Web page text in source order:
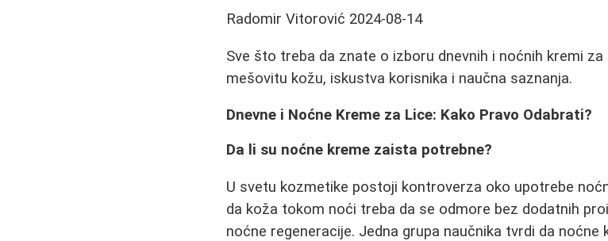
Radomir Vitorović 2024-08-14
Sve što treba da znate o izboru dnevnih i noćnih kremi za
mešovitu kožu, iskustva korisnika i naučna saznanja.
Dnevne i Noćne Kreme za Lice: Kako Pravo Odabrati?
Da li su noćne kreme zaista potrebne?
U svetu kozmetike postoji kontroverza oko upotrebe
da koža tokom noći treba da se odmore bez dodatnih
noćne regeneracije. Jedna grupa naučnika tvrdi da